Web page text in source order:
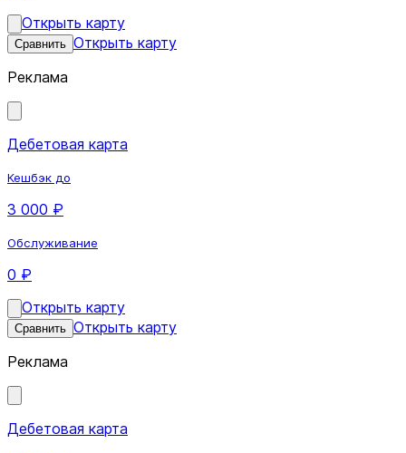
Открыть карту
Сравнить Открыть карту
Реклама
Дебетовая карта
Кешбэк до
3 000 ₽
Обслуживание
0 ₽
Открыть карту
Сравнить Открыть карту
Реклама
Дебетовая карта